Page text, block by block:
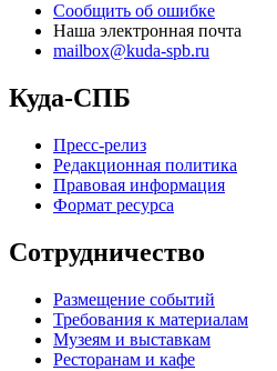
Сообщить об ошибке
Наша электронная почта
mailbox@kuda-spb.ru
Куда-СПБ
Пресс-релиз
Редакционная политика
Правовая информация
Формат ресурса
Сотрудничество
Размещение событий
Требования к материалам
Музеям и выставкам
Ресторанам и кафе